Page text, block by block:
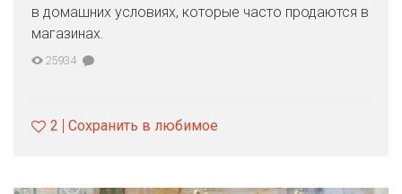
в домашних условиях, которые часто продаются в
магазинах.
25934
2 Сохранить в любимое